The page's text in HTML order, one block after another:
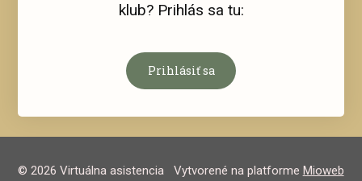
klub? Prihlás sa tu:
Prihlásiť sa
© 2026 Virtuálna asistencia Vytvorené na platforme Mioweb